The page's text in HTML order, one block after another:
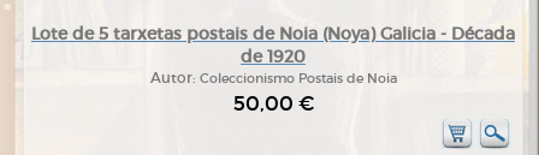
Lote de 5 tarxetas postais de Noia (Noya) Galicia - Década
de 1920
Autor: Coleccionismo Postais de Noia
50,00 €